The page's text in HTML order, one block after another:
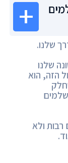
שלנו.
שלנו
הזה, הוא
רבות ולא